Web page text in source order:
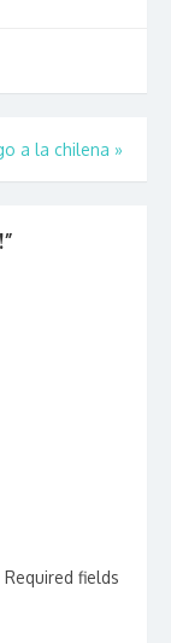
a la chilena »
”
Required fields